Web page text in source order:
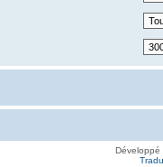
Développé